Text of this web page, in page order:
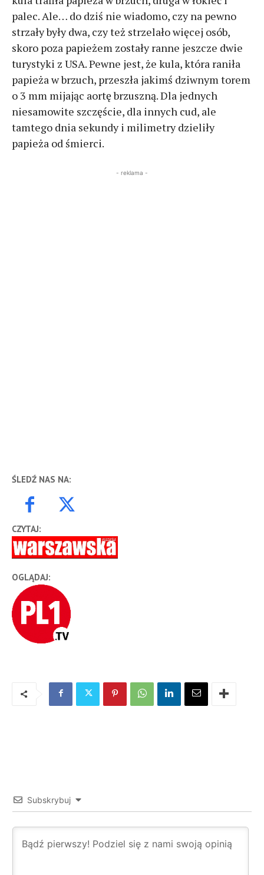
palec. Ale… do dziś nie wiadomo, czy na pewno
strzały były dwa, czy też strzelało więcej osób,
skoro poza papieżem zostały ranne jeszcze dwie
turystyki z USA. Pewne jest, że kula, która raniła
papieża w brzuch, przeszła jakimś dziwnym torem
o 3 mm mijając aortę brzuszną. Dla jednych
niesamowite szczęście, dla innych cud, ale
tamtego dnia sekundy i milimetry dzieliły
papieża od śmierci.
- reklama -
ŚLEDŹ NAS NA:
CZYTAJ:
OGLĄDAJ:
Subskrybuj